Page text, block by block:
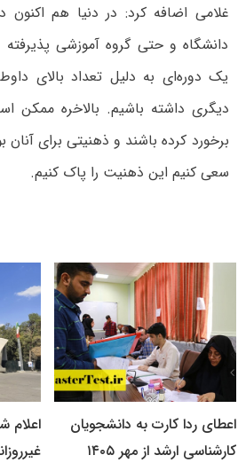
غلامی اضافه کرد: در دنیا هم اکنون
دانشگاه و حتی گروه آموزشی
یک دوره‌ای به دلیل تعداد بالای
دیگری داشته باشیم. بالاخره ممکن
برخورد کرده باشند و ذهنیتی برای آنان
سعی کنیم این ذهنیت را پاک کنیم.
اعطای ردا کارت به دانشجویان
کارشناسی ارشد از مهر ۱۴۰۵
اعلام